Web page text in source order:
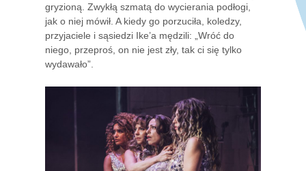
gryzioną. Zwykłą szmatą do wycierania podłogi,
jak o niej mówił. A kiedy go porzuciła, koledzy,
przyjaciele i sąsiedzi Ike’a mędzili: „Wróć do
niego, przeproś, on nie jest zły, tak ci się tylko
wydawało”.